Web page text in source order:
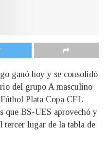
ganó hoy y se consolidó
del grupo A masculino
Plata Copa CEL
que BS-UES aprovechó y
tercer lugar de la tabla de